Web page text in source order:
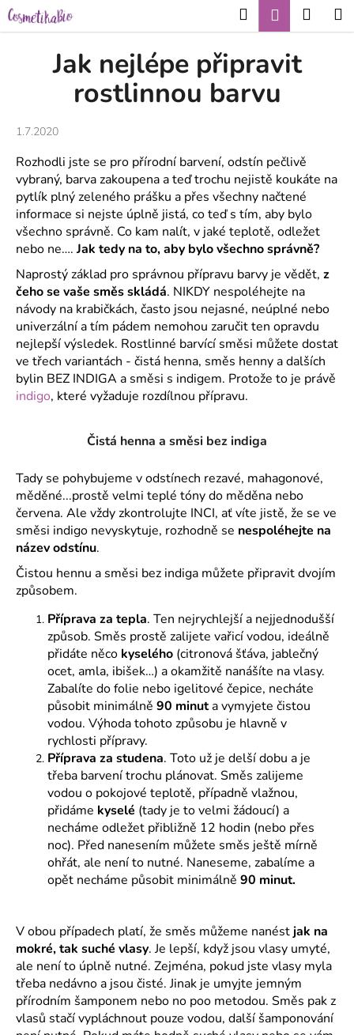
Přejít
na
obsah
HledatPřihlášení
Jak nejlépe připravit
rostlinnou barvu
1.7.2020
Rozhodli jste se pro přírodní barvení, odstín pečlivě
vybraný, barva zakoupena a teď trochu nejistě koukáte na
pytlík plný zeleného prášku a přes všechny načtené
informace si nejste úplně jistá, co teď s tím, aby bylo
všechno správně. Co kam nalít, v jaké teplotě, odležet
nebo ne….Jak tedy na to, aby bylo všechno správně?
Naprostý základ pro správnou přípravu barvy je vědět, z
čeho se vaše směs skládá. NIKDY nespoléhejte na
návody na krabičkách, často jsou nejasné, neúplné nebo
univerzální a tím pádem nemohou zaručit ten opravdu
nejlepší výsledek. Rostlinné barvící směsi můžete dostat
ve třech variantách - čistá henna, směs henny a dalších
bylin BEZ INDIGA a směsi s indigem. Protože to je právě
indigo, které vyžaduje rozdílnou přípravu.
Čistá henna a směsi bez indiga
Tady se pohybujeme v odstínech rezavé, mahagonové,
měděné...prostě velmi teplé tóny do měděna nebo
červena. Ale vždy zkontrolujte INCI, ať víte jistě, že se ve
směsi indigo nevyskytuje, rozhodně se nespoléhejte na
název odstínu.
Čistou hennu a směsi bez indiga můžete připravit dvojím
způsobem.
Příprava za tepla. Ten nejrychlejší a nejjednodušší
způsob. Směs prostě zalijete vařicí vodou, ideálně
přidáte něco kyselého (citronová šťáva, jablečný
ocet, amla, ibišek…) a okamžitě nanášíte na vlasy.
Zabalíte do folie nebo igelitové čepice, necháte
působit minimálně 90 minuta vymyjete čistou
vodou. Výhoda tohoto způsobu je hlavně v
rychlosti přípravy.
Příprava za studena. Toto už je delší dobu a je
třeba barvení trochu plánovat. Směs zalijeme
vodou o pokojové teplotě, případně vlažnou,
přidáme kyselé (tady je to velmi žádoucí) a
necháme odležet přibližně 12 hodin (nebo přes
noc). Před nanesením můžete směs ještě mírně
ohřát, ale není to nutné. Naneseme, zabalíme a
opět necháme působit minimálně 90 minut.
V obou případech platí, že směs můžeme nanést jak na
mokré, tak suché vlasy. Je lepší, když jsou vlasy umyté,
ale není to úplně nutné. Zejména, pokud jste vlasy myla
třeba nedávno a jsou čisté. Jinak je umyjte jemným
přírodním šamponem nebo no poo metodou. Směs pak z
vlasů stačí vypláchnout pouze vodou, další šamponování
K
o
p
t
ř
e
b
u
j
e
t
e
n
a
j
HLEDAT